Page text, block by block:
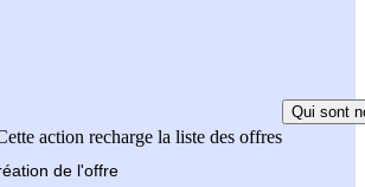
action recharge la liste des offres
Qui sont
de l'offre